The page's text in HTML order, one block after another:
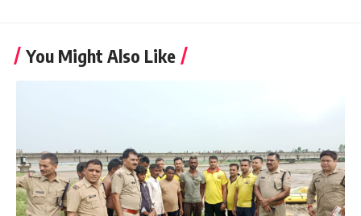
You Might Also Like